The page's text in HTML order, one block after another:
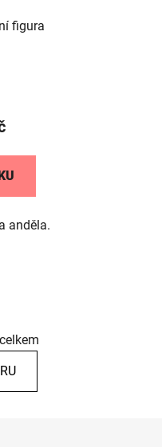
figura
anděla.